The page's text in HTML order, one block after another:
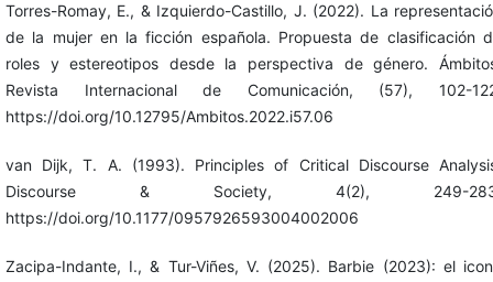
Torres-Romay, E., & Izquierdo-Castillo, J. (2022). La
de la mujer en la ficción española. Propuesta de clasificación
roles y estereotipos desde la perspectiva de género.
Revista Internacional de Comunicación, (57), 102-
https://doi.org/10.12795/Ambitos.2022.i57.06
van Dijk, T. A. (1993). Principles of Critical Discourse
Discourse & Society, 4(2), 249-
https://doi.org/10.1177/0957926593004002006
Zacipa-Indante, I., & Tur-Viñes, V. (2025). Barbie (2023): el